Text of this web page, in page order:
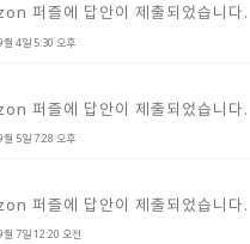
4일 5:30 오후
퍼즐에 답안이 제출되었습니다.
5일 7:28 오후
퍼즐에 답안이 제출되었습니다.
7일 12:20 오전
퍼즐에 답안이 제출되었습니다.